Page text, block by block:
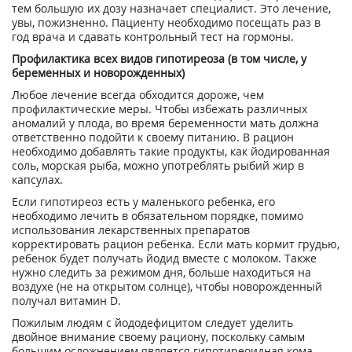
тем большую их дозу назначает специалист. Это лечение,
увы, пожизненно. Пациенту необходимо посещать раз в
год врача и сдавать контрольный тест на гормоны.
Профилактика всех видов гипотиреоза (в том числе, у
беременных и новорожденных)
Любое лечение всегда обходится дороже, чем
профилактические меры. Чтобы избежать различных
аномалий у плода, во время беременности мать должна
ответственно подойти к своему питанию. В рацион
необходимо добавлять такие продукты, как йодированная
соль, морская рыба, можно употреблять рыбий жир в
капсулах.
Если гипотиреоз есть у маленького ребенка, его
необходимо лечить в обязательном порядке, помимо
использования лекарственных препаратов
корректировать рацион ребенка. Если мать кормит грудью,
ребенок будет получать йодид вместе с молоком. Также
нужно следить за режимом дня, больше находиться на
воздухе (не на открытом солнце), чтобы новорожденный
получал витамин D.
Пожилым людям с йододефицитом следует уделить
двойное внимание своему рациону, поскольку самым